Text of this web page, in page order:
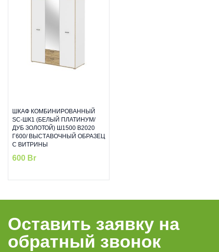
ШКАФ КОМБИНИРОВАННЫЙ
SC-ШК1 (БЕЛЫЙ ПЛАТИНУМ/
ДУБ ЗОЛОТОЙ) Ш1500 В2020
Г600/ ВЫСТАВОЧНЫЙ ОБРАЗЕЦ
С ВИТРИНЫ
600 Br
Оставить заявку на
обратный звонок